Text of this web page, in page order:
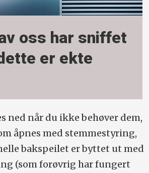
oss har sniffet
er ekte
ned når du ikke behøver dem,
åpnes med stemmestyring,
bakspeilet er byttet ut med
(som forøvrig har fungert